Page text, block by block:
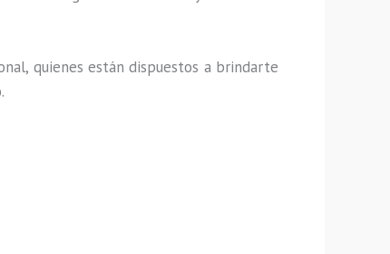
quienes están dispuestos a brindarte